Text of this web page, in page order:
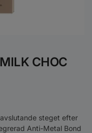
CHOC
steget efter
Anti-Metal Bond